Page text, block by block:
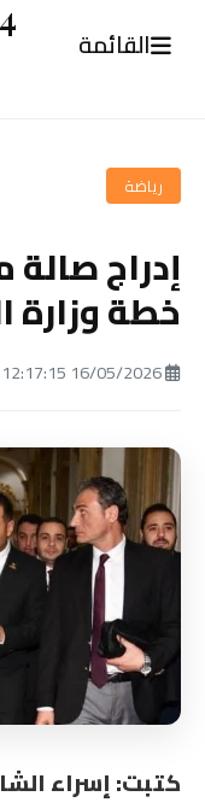
القائمة
رياضة
إدراج
خطة وزارة
كتبت: إسراء